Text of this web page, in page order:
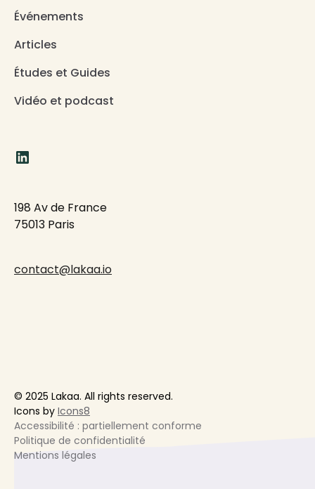
Événements
Articles
Études et Guides
Vidéo et podcast
198 Av de France
75013 Paris
contact@lakaa.io
© 2025 Lakaa. All rights reserved.
Icons by Icons8
Accessibilité : partiellement conforme
Politique de confidentialité
Mentions légales